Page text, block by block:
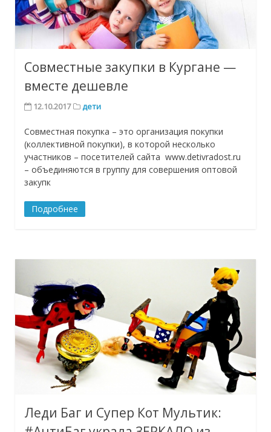
Совместные закупки в Кургане —
вместе дешевле
12.10.2017 дети
Cовместная покупка – это организация покупки
(коллективной покупки), в которой несколько
участников – посетителей сайта www.detivradost.ru
– объединяются в группу для совершения оптовой
закупк
Подробнее
Леди Баг и Супер Кот Мультик: